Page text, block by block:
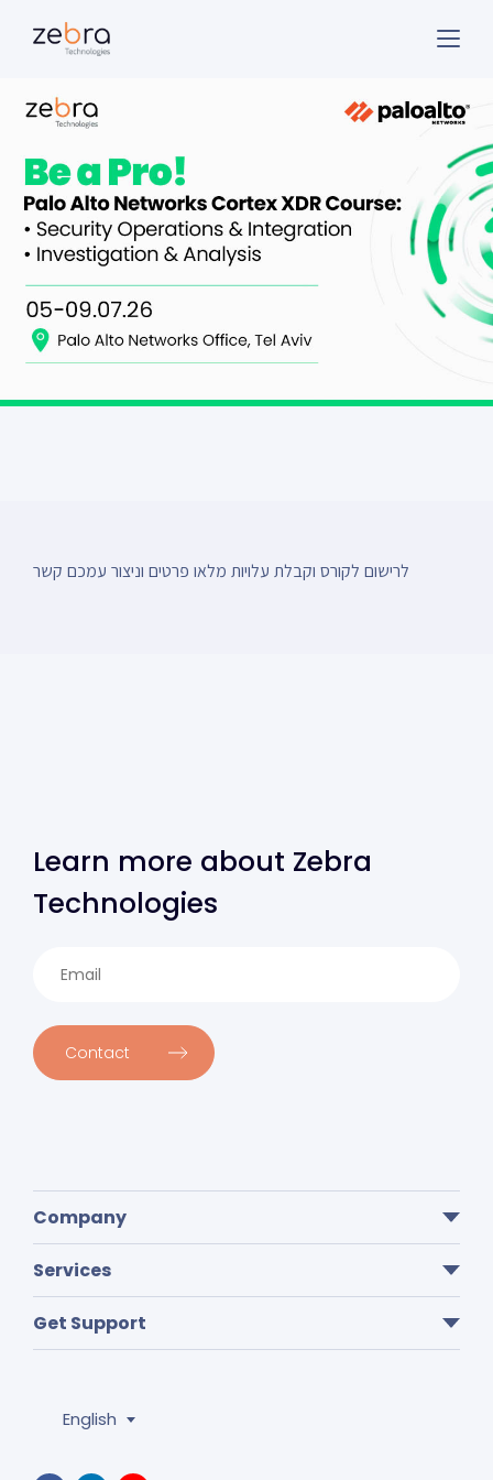
לרישום לקורס וקבלת עלויות מלאו פרטים וניצור עמכם קשר
Learn more about Zebra
Technologies
Contact
Company
Services
Get Support
English